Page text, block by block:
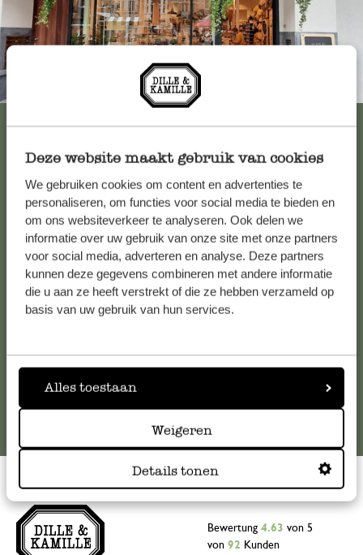
Deze website maakt gebruik van cookies
We gebruiken cookies om content en advertenties te
personaliseren, om functies voor social media te bieden en
om ons websiteverkeer te analyseren. Ook delen we
informatie over uw gebruik van onze site met onze partners
voor social media, adverteren en analyse. Deze partners
kunnen deze gegevens combineren met andere informatie
die u aan ze heeft verstrekt of die ze hebben verzameld op
basis van uw gebruik van hun services.
Alles toestaan
Weigeren
Details tonen
Immer in der Nähe
Kundenservice/Hilfe
Falls Sie Fragen haben oder Tipps und Hilfe brauchen, wenden
Sie sich bitte an unseren Kundenservice. Oder lesen Sie hier
die Antworten aufhäufig gestellte Fragen.
Online-Kundenservice
Bewertung 4.63 von 5
von 92 Kunden